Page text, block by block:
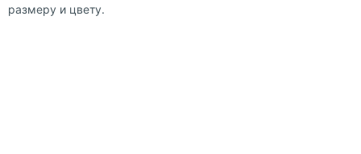
размеру и цвету.